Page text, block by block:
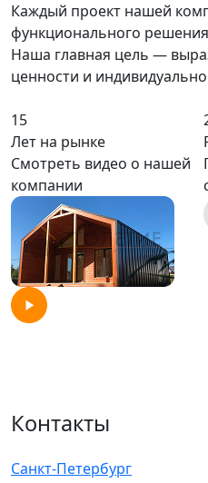
Каждый проект нашей
функционального
Наша главная цель —
ценности и
15
Лет на рынке
Смотреть видео о нашей
компании
Контакты
Санкт-Петербург